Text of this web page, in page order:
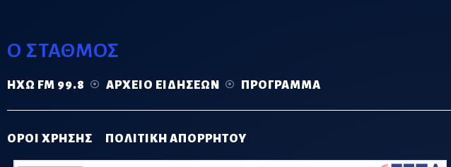
Ο ΣΤΑΘΜΟΣ
ΗΧΏ FM 99.8 ΑΡΧΕΊΟ ΕΙΔΉΣΕΩΝ ΠΡΌΓΡΑΜΜΑ
ΟΡΟΙ ΧΡΗΣΗΣ ΠΟΛΙΤΙΚΗ ΑΠΟΡΡΗΤΟΥ